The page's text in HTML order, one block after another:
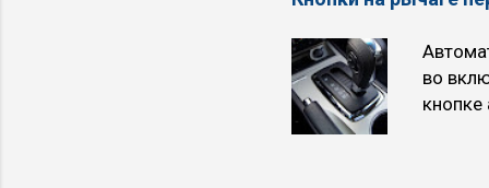
во
кнопке